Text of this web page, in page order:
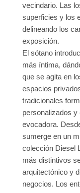
vecindario. Las
superficies y los
delineando los
exposición.
El sótano
más íntima,
que se agita en
espacios
tradicionales
personalizados y
evocadora.
sumerge en un
colección Diesel
más distintivos
arquitectónico y
negocios. Los